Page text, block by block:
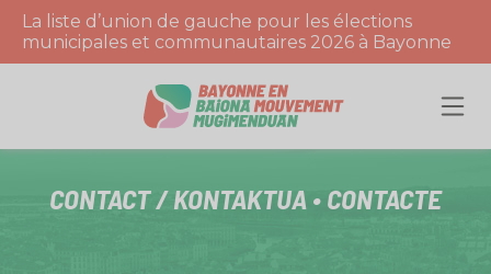
La liste d’union de gauche pour les élections
municipales et communautaires 2026 à Bayonne
CONTACT / KONTAKTUA • CONTACTE